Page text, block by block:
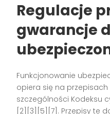
Regulacje
gwarancje
Funkcjonowanie
opiera się na
szczególności Kodeksu
[2][3][5][7]. Przepisy te